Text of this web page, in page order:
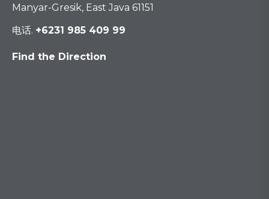
Manyar-Gresik, East Java 61151
电话. +6231 985 409 99
Find the Direction